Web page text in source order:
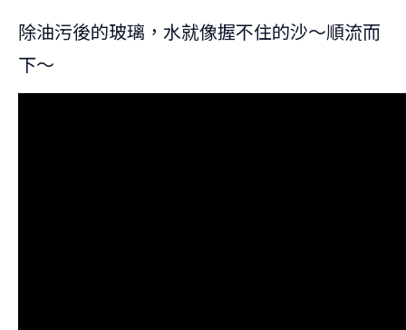
除油污後的玻璃，水就像握不住的沙～順流而
下～